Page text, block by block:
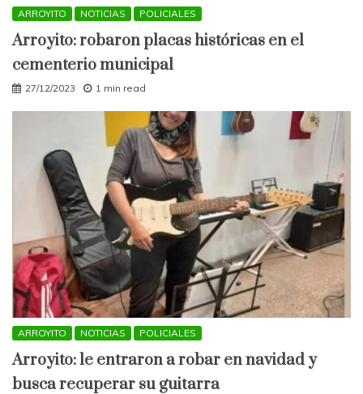
ARROYITO NOTICIAS POLICIALES
Arroyito: robaron placas históricas en el
cementerio municipal
27/12/2023 1 min read
ARROYITO NOTICIAS POLICIALES
Arroyito: le entraron a robar en navidad y
busca recuperar su guitarra